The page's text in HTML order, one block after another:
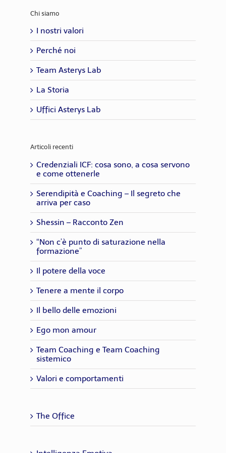
Chi siamo
I nostri valori
Perché noi
Team Asterys Lab
La Storia
Uffici Asterys Lab
Articoli recenti
Credenziali ICF: cosa sono, a cosa servono
e come ottenerle
Serendipità e Coaching – Il segreto che
arriva per caso
Shessin – Racconto Zen
“Non c’è punto di saturazione nella
formazione”
Il potere della voce
Tenere a mente il corpo
Il bello delle emozioni
Ego mon amour
Team Coaching e Team Coaching
sistemico
Valori e comportamenti
The Office